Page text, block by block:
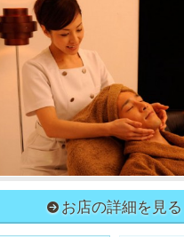
お店の詳細を見る